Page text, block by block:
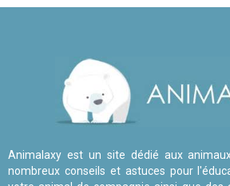
Animalaxy est un site dédié aux
nombreux conseils et astuces pour